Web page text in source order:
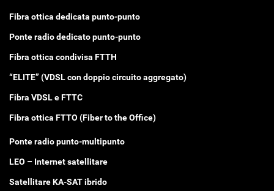
Fibra ottica dedicata punto-punto
Ponte radio dedicato punto-punto
Fibra ottica condivisa FTTH
“ELITE” (VDSL con doppio circuito aggregato)
Fibra VDSL e FTTC
Fibra ottica FTTO (Fiber to the Office)
Ponte radio punto-multipunto
LEO – Internet satellitare
Satellitare KA-SAT ibrido